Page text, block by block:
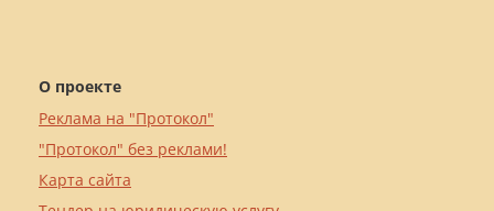
О проекте
Реклама на "Протокол"
"Протокол" без реклами!
Карта сайта